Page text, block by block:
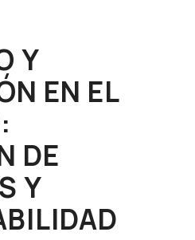
Y
EN EL
DE
Y